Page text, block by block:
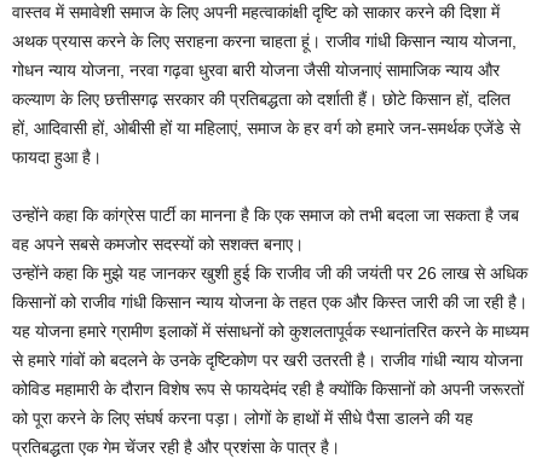
वास्तव में समावेशी समाज के लिए अपनी महत्वाकांक्षी दृष्टि को साकार करने की दिशा में
अथक प्रयास करने के लिए सराहना करना चाहता हूं। राजीव गांधी किसान न्याय योजना,
गोधन न्याय योजना, नरवा गढ़वा धुरवा बारी योजना जैसी योजनाएं सामाजिक न्याय और
कल्याण के लिए छत्तीसगढ़ सरकार की प्रतिबद्धता को दर्शाती हैं। छोटे किसान हों, दलित
हों, आदिवासी हों, ओबीसी हों या महिलाएं, समाज के हर वर्ग को हमारे जन-समर्थक एजेंडे से
फायदा हुआ है।
उन्होंने कहा कि कांग्रेस पार्टी का मानना ​​​​है कि एक समाज को तभी बदला जा सकता है जब
वह अपने सबसे कमजोर सदस्यों को सशक्त बनाए।
उन्होंने कहा कि मुझे यह जानकर खुशी हुई कि राजीव जी की जयंती पर 26 लाख से अधिक
किसानों को राजीव गांधी किसान न्याय योजना के तहत एक और किस्त जारी की जा रही है।
यह योजना हमारे ग्रामीण इलाकों में संसाधनों को कुशलतापूर्वक स्थानांतरित करने के माध्यम
से हमारे गांवों को बदलने के उनके दृष्टिकोण पर खरी उतरती है। राजीव गांधी न्याय योजना
कोविड महामारी के दौरान विशेष रूप से फायदेमंद रही है क्योंकि किसानों को अपनी जरूरतों
को पूरा करने के लिए संघर्ष करना पड़ा। लोगों के हाथों में सीधे पैसा डालने की यह
प्रतिबद्धता एक गेम चेंजर रही है और प्रशंसा के पात्र है।